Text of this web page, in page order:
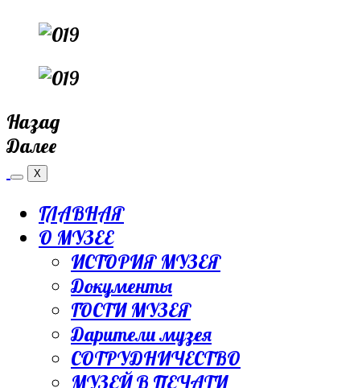
Назад
Далее
X
ГЛАВНАЯ
О МУЗЕЕ
ИСТОРИЯ МУЗЕЯ
Документы
ГОСТИ МУЗЕЯ
Дарители музея
СОТРУДНИЧЕСТВО
МУЗЕЙ В ПЕЧАТИ